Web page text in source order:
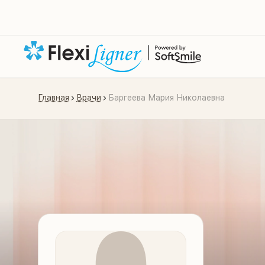
Главная Врачи Баргеева Мария Николаевна